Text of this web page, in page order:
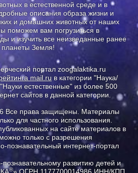
в естественной среде и в
описания образа жизни и
и домашних животных от наших
поможем вам погрузиться в
и изучить все неизведанные ранее
планеты Земля!
портал zoogalaktika.ru
mail.ru в категории "Наука/
естественные" из более 500
сайтов в данной категории.
Все права защищены. Материалы
для частного использования.
на сайте материалов в
только с разрешения
познавательный интернет-портал
развитию детей и
®